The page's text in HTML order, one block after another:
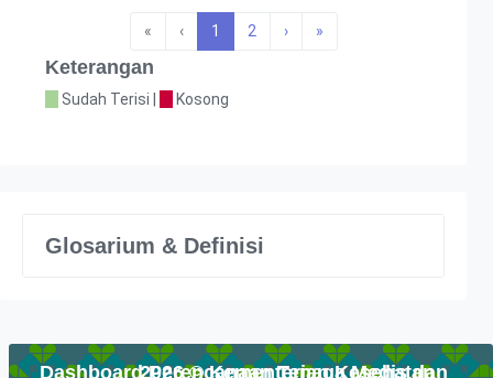
« ‹ 1 2 › »
Keterangan
Sudah Terisi | Kosong
Glosarium & Definisi
2026 © Kementerian Kesehatan
Dashboard Perencanaan Tenaga Medis dan